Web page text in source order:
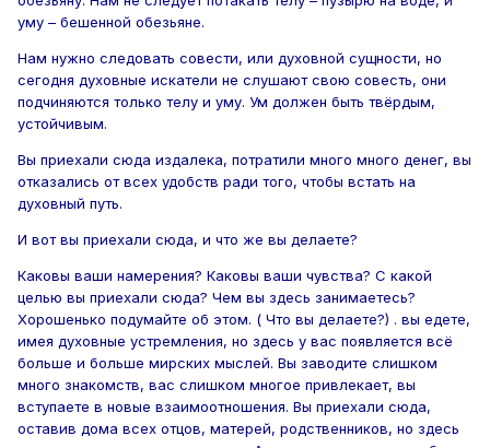
уму – бешенной обезьяне.
Нам нужно следовать совести, или духовной сущности, но
сегодня духовные искатели не слушают свою совесть, они
подчиняются только телу и уму. Ум должен быть твёрдым,
устойчивым.
Вы приехали сюда издалека, потратили много много денег, вы
отказались от всех удобств ради того, чтобы встать на
духовный путь.
И вот вы приехали сюда, и что же вы делаете?
Каковы ваши намерения? Каковы ваши чувства? С какой
целью вы приехали сюда? Чем вы здесь занимаетесь?
Хорошенько подумайте об этом. ( Что вы делаете?) . вы едете,
имея духовные устремления, но здесь у вас появляется всё
больше и больше мирских мыслей. Вы заводите слишком
много знакомств, вас слишком многое привлекает, вы
вступаете в новые взаимоотношения. Вы приехали сюда,
оставив дома всех отцов, матерей, родственников, но здесь